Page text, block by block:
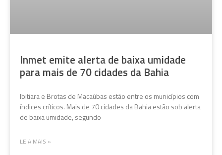
Inmet emite alerta de baixa umidade
para mais de 70 cidades da Bahia
Ibitiara e Brotas de Macaúbas estão entre os municípios com
índices críticos. Mais de 70 cidades da Bahia estão sob alerta
de baixa umidade, segundo
LEIA MAIS »